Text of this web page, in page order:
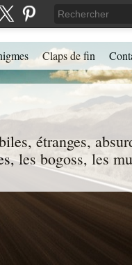
étranges,
les bogoss, les
Claps de fin